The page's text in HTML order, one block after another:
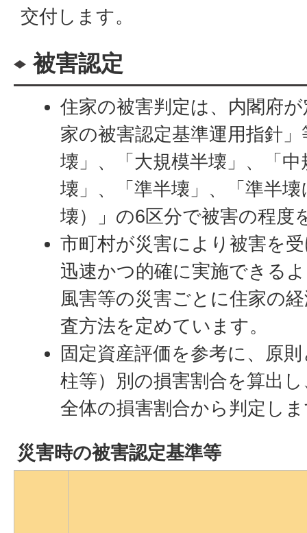
交付します。
被害認定
住家の被害判定は、内閣府
家の被害認定基準運用指針
壊」、「大規模半壊」、「
壊」、「準半壊」、「準半
壊）」の6区分で被害の程度
市町村が災害により被害を
迅速かつ的確に実施できる
風害等の災害ごとに住家の
査方法を定めています。
固定資産評価を参考に、原
柱等）別の損害割合を算出
全体の損害割合から判定し
災害時の被害認定基準等